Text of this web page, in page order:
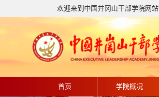
欢迎来到中国井冈山干部学院网站
首页 学院概况